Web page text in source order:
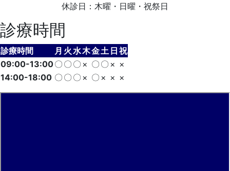
休診日：木曜・日曜・祝祭日
診療時間
診療時間 月 火 水木金土 日 祝
09:00-13:00〇 〇 〇 × 〇 〇 × ×
14:00-18:00 〇 〇 〇 × 〇 × × ×